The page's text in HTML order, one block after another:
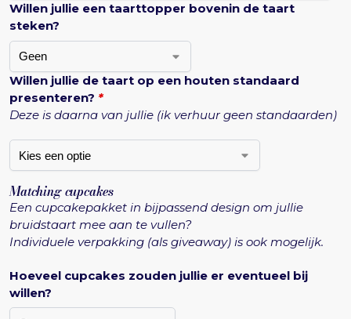
Willen jullie een taarttopper bovenin de taart
steken?
Willen jullie de taart op een houten standaard
presenteren? *
Deze is daarna van jullie (ik verhuur geen standaarden)
Matching cupcakes
Een cupcakepakket in bijpassend design om jullie
bruidstaart mee aan te vullen?
Individuele verpakking (als giveaway) is ook mogelijk.
Hoeveel cupcakes zouden jullie er eventueel bij
willen?